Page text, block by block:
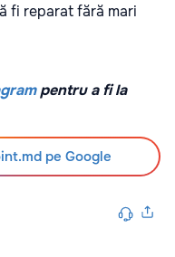
fi reparat fără mari
pentru a fi la
pe Google